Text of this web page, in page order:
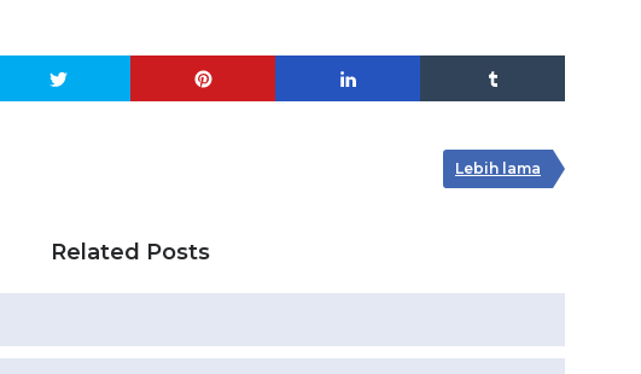
Lebih lama
Related Posts